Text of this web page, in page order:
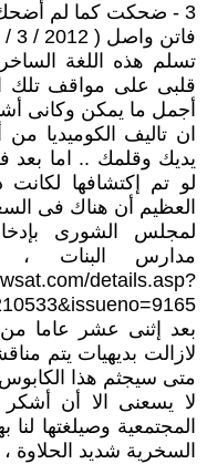
3 - ضحكت كما لم أضحك من قبل
فاتن واصل ( 2012 / 3 / 26 - 13:09 )
تسلم هذه اللغة
قلبى على مواقف تلك
أجمل ما يمكن وكانى
ان تاليف الكوميديا
يديك وقلمك .. اما بعد
لو تم إكتشافها
لمجلس الشورى
مدارس البنات
details.asp?
بعد إثنى عشر عاما من
لازالت بديهيات يتم
متى سيجثم هذا
لا يسعنى الا أن أشكر
المجتمعية وصيلغتها
السخرية شديد الحلاوة